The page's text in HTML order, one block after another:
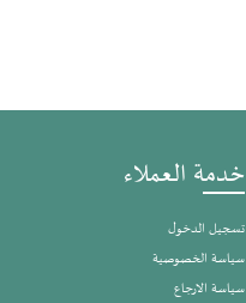
خدمة العملاء
تسجيل الدخول
سياسة الخصوصية
سياسة الارجاع